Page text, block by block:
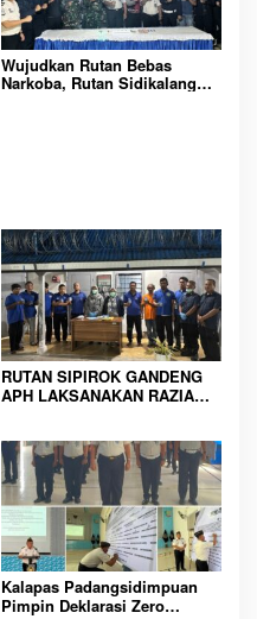
Wujudkan Rutan Bebas
Narkoba, Rutan Sidikalang
RUTAN SIPIROK GANDENG
APH LAKSANAKAN RAZIA
LINGKUNGAN
PEMASYARAKATAN YANG
AMAN
Kalapas Padangsidimpuan
Pimpin Deklarasi Zero